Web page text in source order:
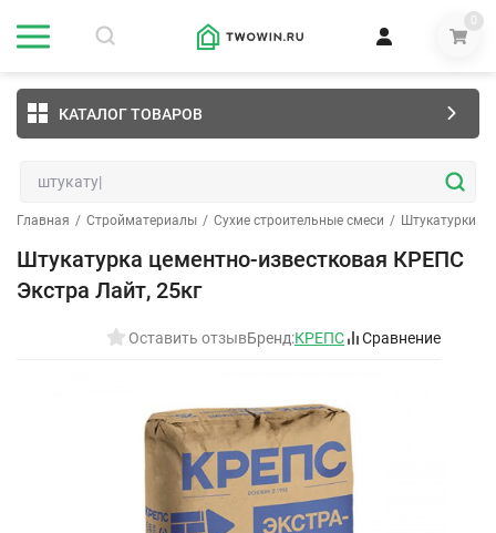
0
КАТАЛОГ ТОВАРОВ
Главная / Стройматериалы / Сухие строительные смеси / Штукатурки
Штукатурка цементно-известковая КРЕПС
Экстра Лайт, 25кг
Оставить отзывБренд:КРЕПС Сравнение